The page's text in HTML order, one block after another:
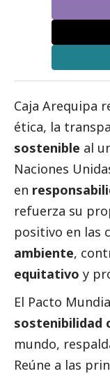
Caja Arequipa
ética, la
sostenible al
Naciones
en
refuerza su
positivo en las
ambiente,
equitativo y
El Pacto
sostenibilidad
mundo,
Reúne a las